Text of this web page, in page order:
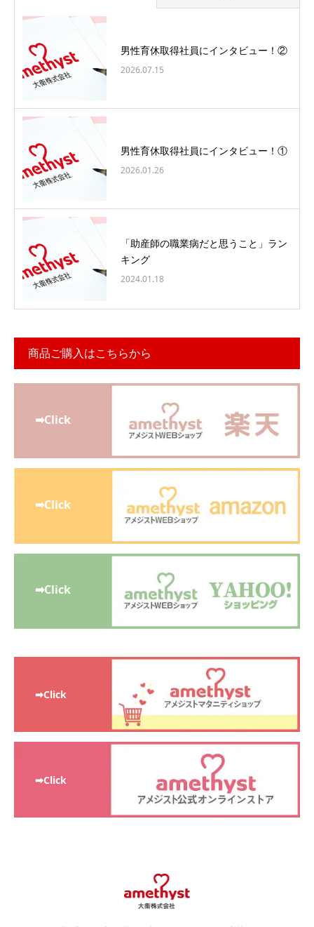
男性育休取得社員にインタビュー！②
2026.07.15
男性育休取得社員にインタビュー！①
2026.01.26
「助産師の職業病だと思うこと」ラン
キング
2024.01.18
商品ご購入はこちらから
➡Click
➡Click
➡Click
➡Click
➡Click